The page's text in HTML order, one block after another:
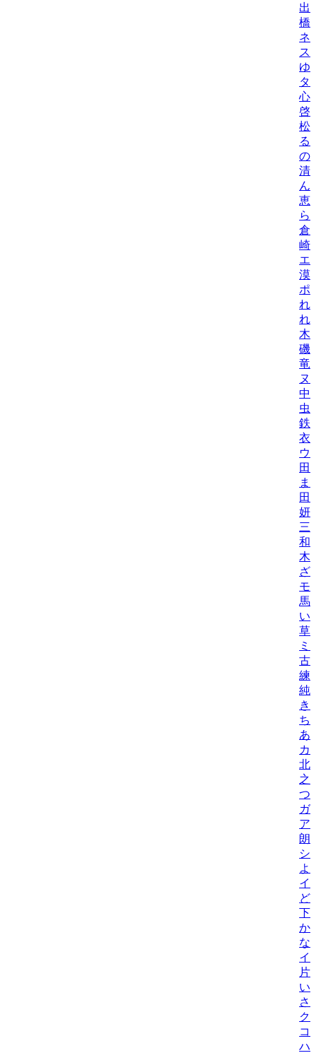
出
橋
ネ
ス
ゆ
タ
心/
啓
松
る
の
清
ん
恵
ら
倉
崎
エ
漠/
ポ
れ
れ/
木
磯
竜/
ヌ
中
虫
鉄/
衣/
ウ
田
ま
田
妍/
三
和
木
ざ
モ
馬
い
草
ミ
古
練/
純/
き
ち
あ
カ
北
之
つ
ガ
ア
朗
シ
よ
イ
ど
下
か
な
イ
片
い
さ
ク
コ
ハ